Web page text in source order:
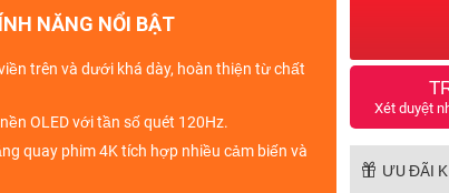
NĂNG NỔI BẬT
trên và dưới khá dày, hoàn thiện từchất
OLEDvớitần số quét 120Hz.
quay phim 4Ktích hợp nhiều cảm biến và
Xét duyệt
ƯU ĐÃI